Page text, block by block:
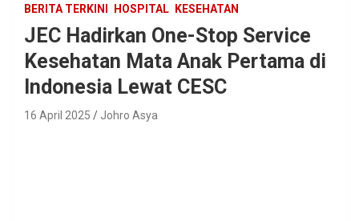
BERITA TERKINI HOSPITAL KESEHATAN
JEC Hadirkan One-Stop Service
Kesehatan Mata Anak Pertama di
Indonesia Lewat CESC
16 April 2025 Johro Asya